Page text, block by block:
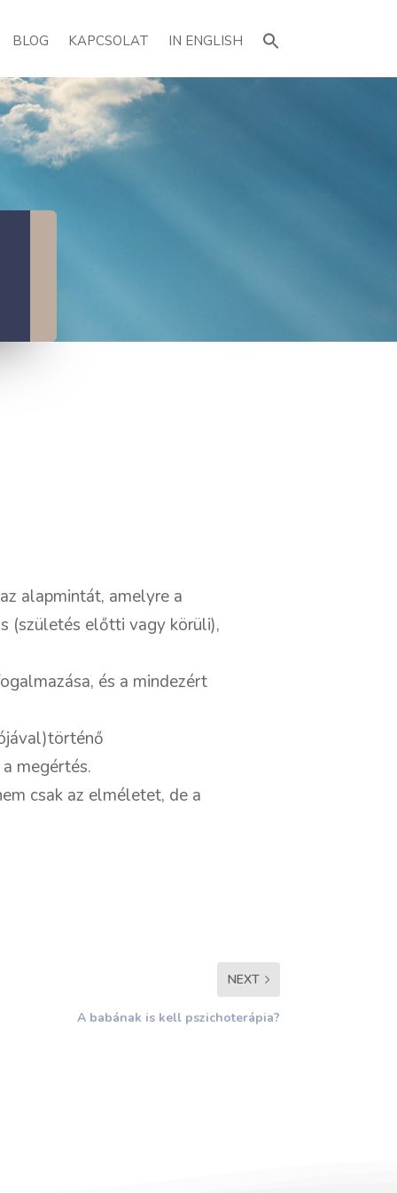
BLOG KAPCSOLAT IN ENGLISH
alapmintát, amelyre a
(születés előtti vagy körüli),
és a mindezért
megértés.
csak az elméletet, de a
NEXT
A babának is kell pszichoterápia?